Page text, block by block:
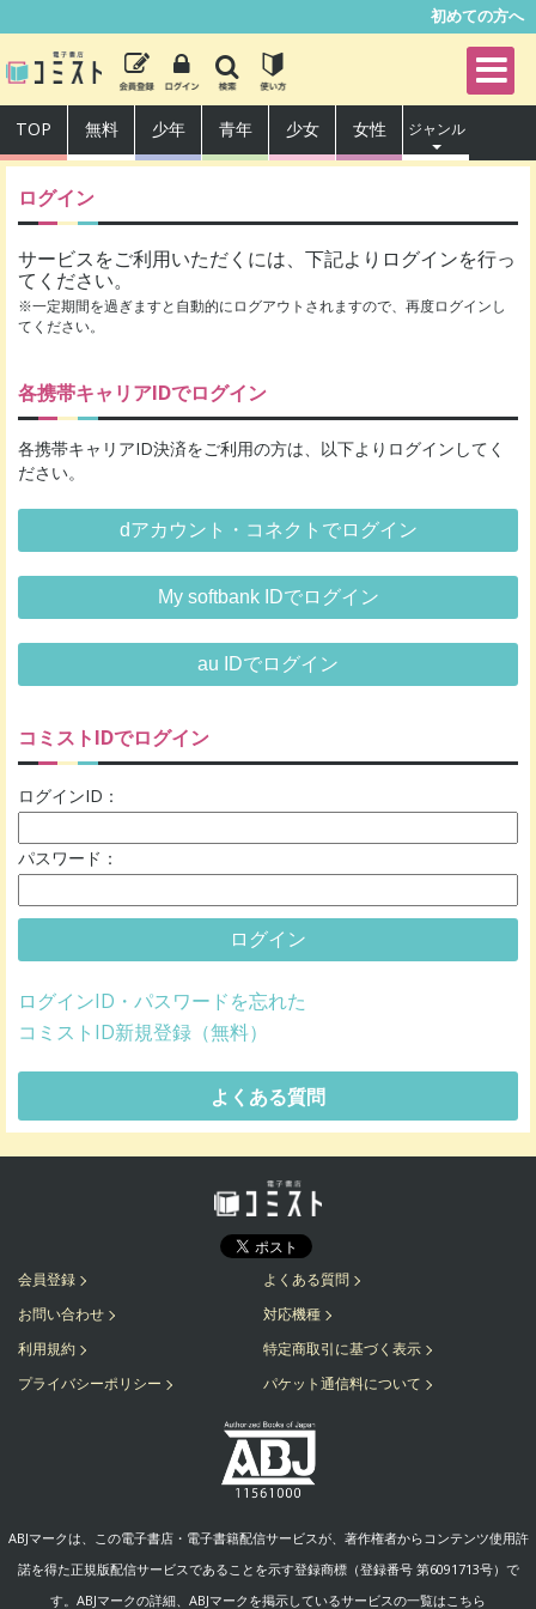
初めての方へ
TOP 無料 少年 青年 少女 女性 ジャンル
ログイン
サービスをご利用いただくには、下記よりログインを行っ
てください。
※一定期間を過ぎますと自動的にログアウトされますので、再度ログインし
てください。
各携帯キャリアIDでログイン
各携帯キャリアID決済をご利用の方は、以下よりログインしてく
ださい。
dアカウント・コネクトでログイン
My softbank IDでログイン
au IDでログイン
コミストIDでログイン
ログインID：
パスワード：
ログイン
ログインID・パスワードを忘れた
コミストID新規登録（無料）
よくある質問
会員登録
よくある質問
お問い合わせ
対応機種
利用規約
特定商取引に基づく表示
プライバシーポリシー
パケット通信料について
ABJマークは、この電子書店・電子書籍配信サービスが、著作権者からコンテンツ使用許
諾を得た正規版配信サービスであることを示す登録商標（登録番号 第6091713号）で
す。ABJマークの詳細、ABJマークを掲示しているサービスの一覧はこちら